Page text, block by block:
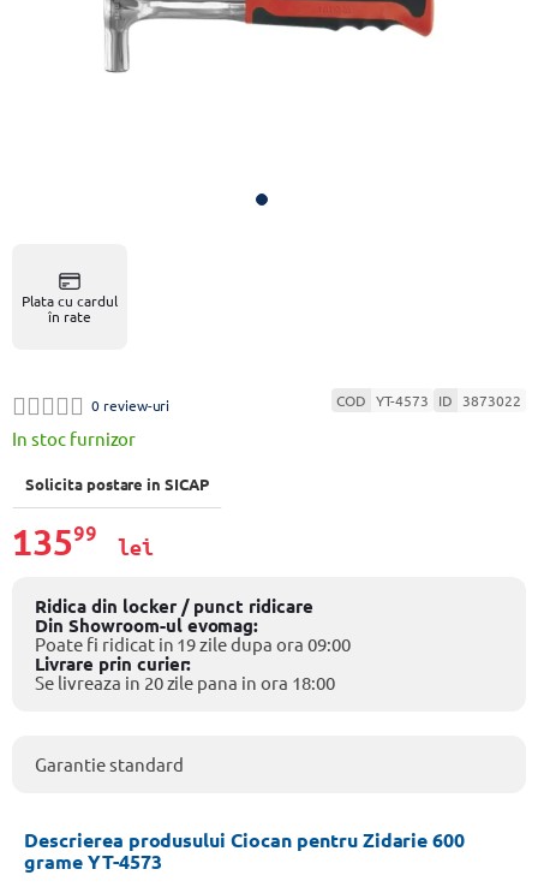
Plata cu cardul
în rate
0 review-uri COD YT-4573 ID 3873022
In stoc furnizor
Solicita postare in SICAP
13599
lei
Ridica din locker / punct ridicare
Din Showroom-ul evomag:
Poate fi ridicat in 19 zile dupa ora 09:00
Livrare prin curier:
Se livreaza in 20 zile pana in ora 18:00
Garantie standard
Descrierea produsului Ciocan pentru Zidarie 600
grame YT-4573